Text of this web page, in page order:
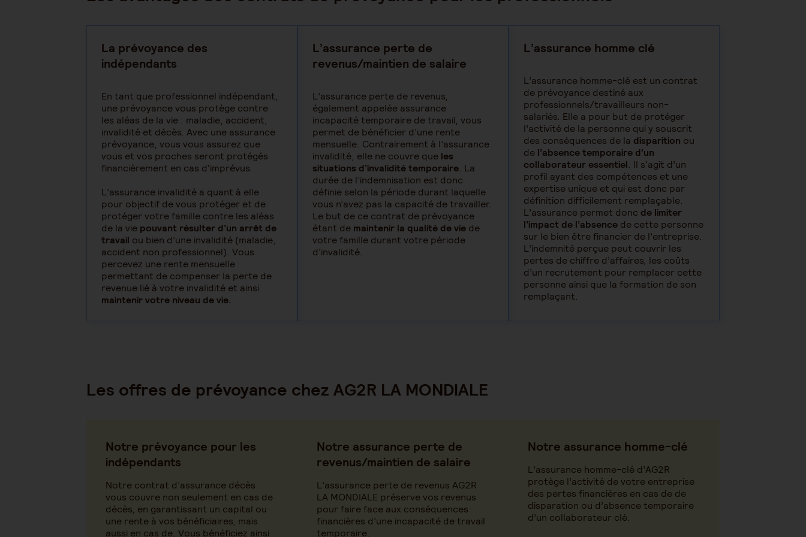
La prévoyance des
indépendants
En tant que professionnel indépendant,
une prévoyance vous protège contre
les aléas de la vie : maladie, accident,
invalidité et décès. Avec une assurance
prévoyance, vous vous assurez que
vous et vos proches seront protégés
financièrement en cas d'imprévus.
L’assurance invalidité a quant à elle
pour objectif de vous protéger et de
protéger votre famille contre les aléas
de la vie pouvant résulter d’un arrêt de
travail ou bien d’une invalidité (maladie,
accident non professionnel). Vous
percevez une rente mensuelle
permettant de compenser la perte de
revenue lié à votre invalidité et ainsi
maintenir votre niveau de vie.
L’assurance perte de
revenus/maintien de salaire
L’assurance perte de revenus,
également appelée assurance
incapacité temporaire de travail, vous
permet de bénéficier d’une rente
mensuelle. Contrairement à l’assurance
invalidité, elle ne couvre que les
situations d’invalidité temporaire. La
durée de l’indemnisation est donc
définie selon la période durant laquelle
vous n’avez pas la capacité de travailler.
Le but de ce contrat de prévoyance
étant de maintenir la qualité de vie de
votre famille durant votre période
d’invalidité.
L’assurance homme clé
L’assurance homme-clé est un contrat
de prévoyance destiné aux
professionnels/travailleurs non-
salariés. Elle a pour but de protéger
l’activité de la personne qui y souscrit
des conséquences de la disparition ou
de l’absence temporaire d’un
collaborateur essentiel. Il s‘agit d’un
profil ayant des compétences et une
expertise unique et qui est donc par
définition difficilement remplaçable.
L’assurance permet donc de limiter
l’impact de l’absence de cette personne
sur le bien être financier de l’entreprise.
L’indemnité perçue peut couvrir les
pertes de chiffre d’affaires, les coûts
d’un recrutement pour remplacer cette
personne ainsi que la formation de son
remplaçant.
Les offres de prévoyance chez AG2R LA MONDIALE
Notre prévoyance pour les
indépendants
Notre contrat d’assurance décès
vous couvre non seulement en cas de
décès, en garantissant un capital ou
une rente à vos bénéficiaires, mais
aussi en cas de. Vous bénéficiez ainsi
Notre assurance perte de
revenus/maintien de salaire
L’assurance perte de revenus AG2R
LA MONDIALE préserve vos revenus
pour faire face aux conséquences
financières d’une incapacité de travail
temporaire.
Notre assurance homme-clé
L’assurance homme-clé d’AG2R
protège l’activité de votre entreprise
des pertes financières en cas de de
disparation ou d’absence temporaire
d’un collaborateur clé.